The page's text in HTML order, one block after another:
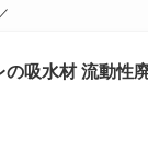
吸水材 流動性